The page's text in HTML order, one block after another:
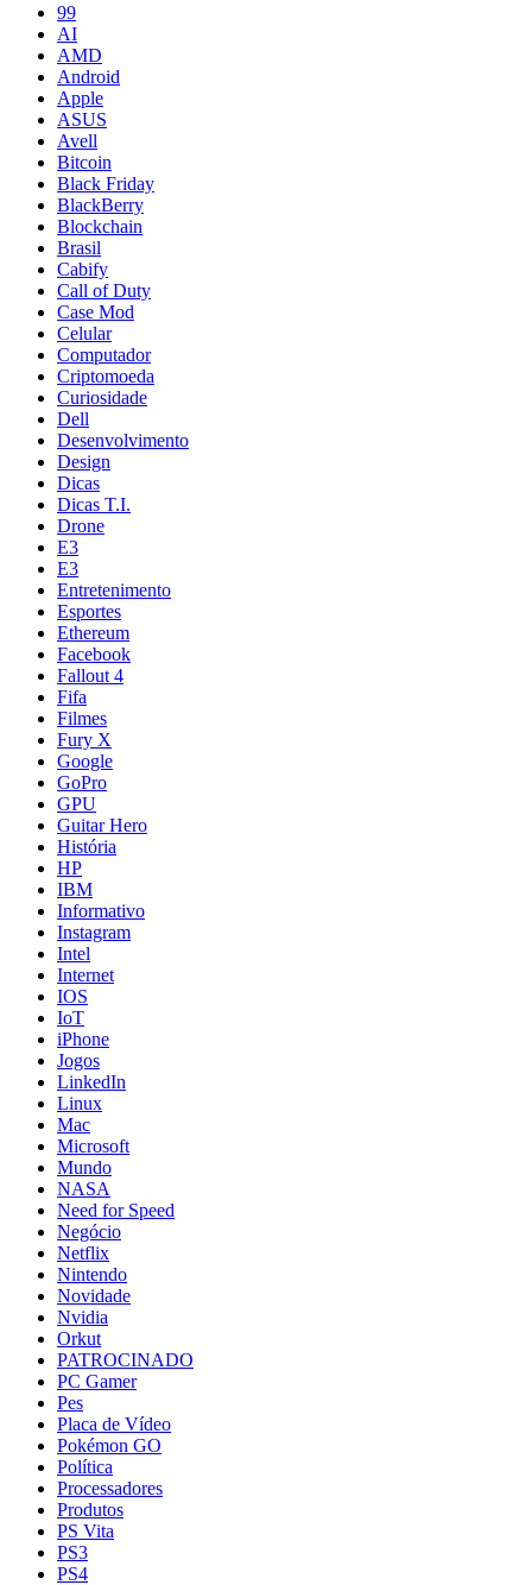
99
AI
AMD
Android
Apple
ASUS
Avell
Bitcoin
Black Friday
BlackBerry
Blockchain
Brasil
Cabify
Call of Duty
Case Mod
Celular
Computador
Criptomoeda
Curiosidade
Dell
Desenvolvimento
Design
Dicas
Dicas T.I.
Drone
E3
E3
Entretenimento
Esportes
Ethereum
Facebook
Fallout 4
Fifa
Filmes
Fury X
Google
GoPro
GPU
Guitar Hero
História
HP
IBM
Informativo
Instagram
Intel
Internet
IOS
IoT
iPhone
Jogos
LinkedIn
Linux
Mac
Microsoft
Mundo
NASA
Need for Speed
Negócio
Netflix
Nintendo
Novidade
Nvidia
Orkut
PATROCINADO
PC Gamer
Pes
Placa de Vídeo
Pokémon GO
Política
Processadores
Produtos
PS Vita
PS3
PS4